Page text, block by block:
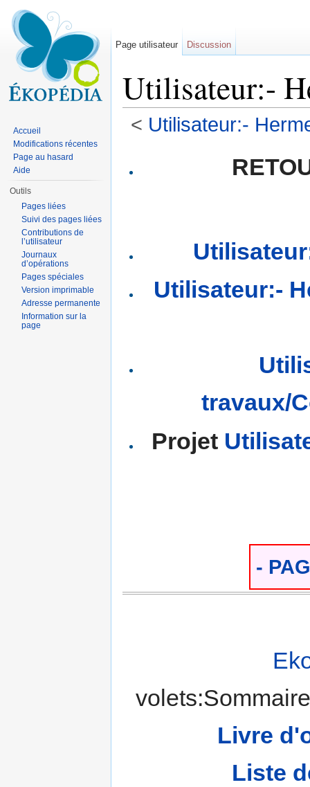
Utilisateur:-
< Utilisateur:-
Utilisateur:-
travaux/
Projet
-
Livre
Liste
Page utilisateur Discussion
Accueil
Modifications récentes
Page au hasard
Aide
Outils
Pages liées
Suivi des pages liées
Contributions de
l’utilisateur
Journaux
d’opérations
Pages spéciales
Version imprimable
Adresse permanente
Information sur la
page